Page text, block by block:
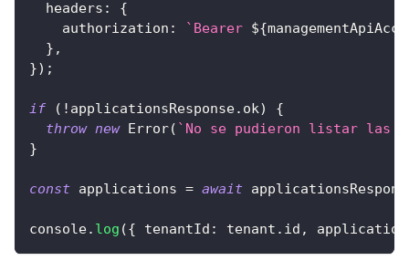
headers :
{
authorization : ` Bearer ${
} ,
}) ;
if ( ! applicationsResponse. ok)
{
throw new Error( ` No se pudieron listar las
}
const applications = await
console. log ({ tenantId : tenant . id ,